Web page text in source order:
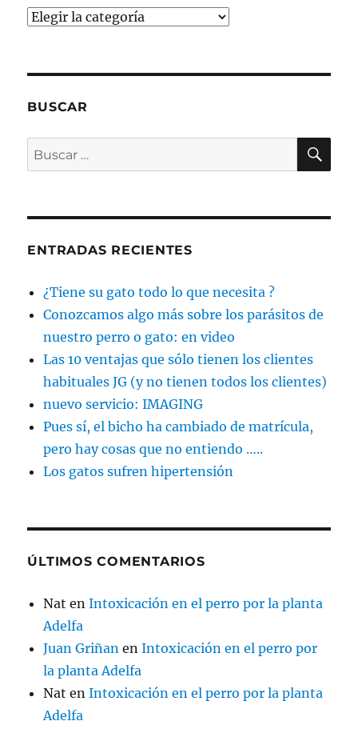
Categorías
BUSCAR
Buscar
por:
ENTRADAS RECIENTES
¿Tiene su gato todo lo que necesita ?
Conozcamos algo más sobre los parásitos de
nuestro perro o gato: en video
Las 10 ventajas que sólo tienen los clientes
habituales JG (y no tienen todos los clientes)
nuevo servicio: IMAGING
Pues sí, el bicho ha cambiado de matrícula,
pero hay cosas que no entiendo …..
Los gatos sufren hipertensión
ÚLTIMOS COMENTARIOS
Nat enIntoxicación en el perro por la planta
Adelfa
Juan Griñan enIntoxicación en el perro por
la planta Adelfa
Nat enIntoxicación en el perro por la planta
Adelfa